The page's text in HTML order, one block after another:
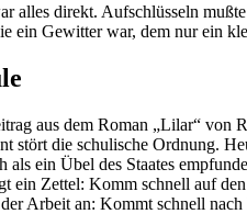
alles direkt. Aufschlüsseln
ein Gewitter war, dem nur ein
aus dem Roman „Lilar“ von
stört die schulische Ordnung.
als ein Übel des Staates
ein Zettel: Komm schnell auf
Arbeit an: Kommt schnell